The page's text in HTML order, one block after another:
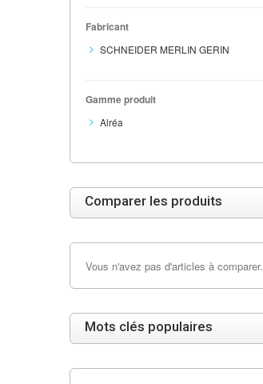
Fabricant
SCHNEIDER MERLIN GERIN
Gamme produit
Alréa
Comparer les produits
Vous n'avez pas d'articles à comparer.
Mots clés populaires